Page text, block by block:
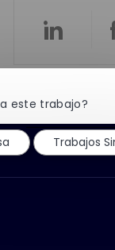
través
de
este trabajo?
Trabajos